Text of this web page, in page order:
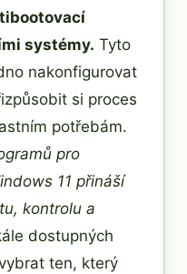
systémy. Tyto
nakonfigurovat
si proces
potřebám.
pro
11 přináší
kontrolu a
dostupných
ten, který